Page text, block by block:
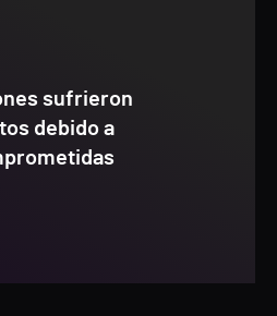
sufrieron
debido a